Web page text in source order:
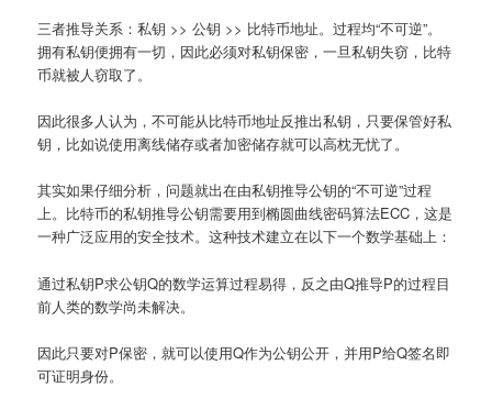
三者推导关系：私钥 >> 公钥 >> 比特币地址。过程均“不可逆”。
拥有私钥便拥有一切，因此必须对私钥保密，一旦私钥失窃，比特
币就被人窃取了。
因此很多人认为，不可能从比特币地址反推出私钥，只要保管好私
钥，比如说使用离线储存或者加密储存就可以高枕无忧了。
其实如果仔细分析，问题就出在由私钥推导公钥的“不可逆”过程
上。比特币的私钥推导公钥需要用到椭圆曲线密码算法ECC，这是
一种广泛应用的安全技术。这种技术建立在以下一个数学基础上：
通过私钥P求公钥Q的数学运算过程易得，反之由Q推导P的过程目
前人类的数学尚未解决。
因此只要对P保密，就可以使用Q作为公钥公开，并用P给Q签名即
可证明身份。